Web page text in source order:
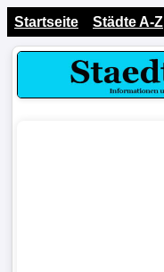
Startseite Städte A-Z